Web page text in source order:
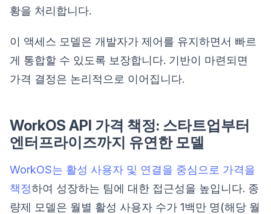
황을 처리합니다.
이 액세스 모델은 개발자가 제어를 유지하면서 빠르
게 통합할 수 있도록 보장합니다. 기반이 마련되면
가격 결정은 논리적으로 이어집니다.
WorkOS API 가격 책정: 스타트업부터
엔터프라이즈까지 유연한 모델
WorkOS는 활성 사용자 및 연결을 중심으로 가격을
책정하여 성장하는 팀에 대한 접근성을 높입니다. 종
량제 모델은 월별 활성 사용자 수가 1백만 명(해당 월